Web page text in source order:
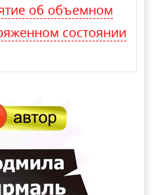
об объемном
состоянии